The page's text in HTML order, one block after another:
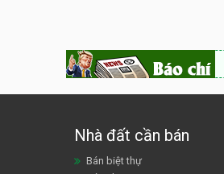
Nhà đất cần bán
Bán biệt thự